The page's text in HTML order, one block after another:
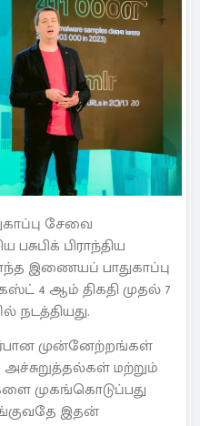
சேவை
பிராந்திய
இணையப் பாதுகாப்பு
4 ஆம் திகதி முதல் 7
நடத்தியது.
முன்னேற்றங்கள்
மற்றும்
முகங்கொடுப்பது
இதன்